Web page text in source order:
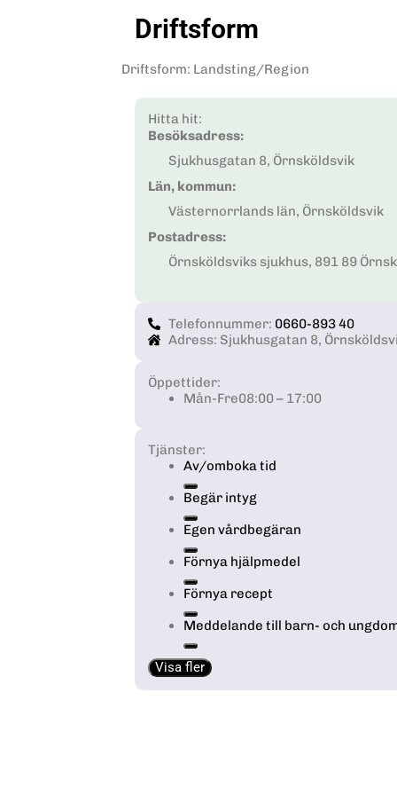
Driftsform
Driftsform: Landsting/Region
Hitta hit:
Besöksadress:
Sjukhusgatan 8, Örnsköldsvik
Län, kommun:
Västernorrlands län, Örnsköldsvik
Postadress:
Örnsköldsviks sjukhus, 891 89
Telefonnummer: 0660-893 40
Adress: Sjukhusgatan 8,
Öppettider:
Mån-Fre08:00 – 17:00
Tjänster:
Av/omboka tid
Begär intyg
Egen vårdbegäran
Förnya hjälpmedel
Förnya recept
Meddelande till barn- och
Visa fler